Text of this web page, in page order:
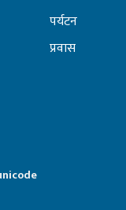
पर्यटन
प्रवास